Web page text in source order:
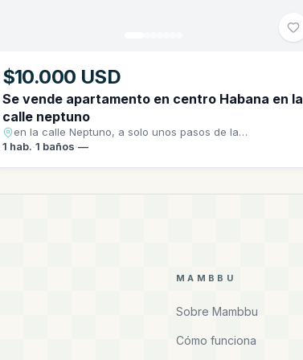
$10.000 USD
Se vende apartamento en centro Habana en la
calle neptuno
en la calle Neptuno, a solo unos pasos de la
emblemática escalinata de la universidad.
1 hab.·1 baños·—
MAMBBU
Sobre Mambbu
Cómo funciona